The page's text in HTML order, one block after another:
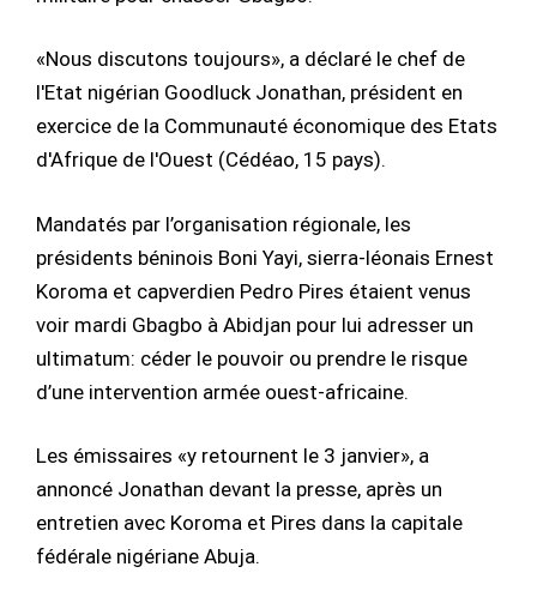
«Nous discutons toujours», a déclaré le chef de
l'Etat nigérian Goodluck Jonathan, président en
exercice de la Communauté économique des Etats
d'Afrique de l'Ouest (Cédéao, 15 pays).
Mandatés par l’organisation régionale, les
présidents béninois Boni Yayi, sierra-léonais Ernest
Koroma et capverdien Pedro Pires étaient venus
voir mardi Gbagbo à Abidjan pour lui adresser un
ultimatum: céder le pouvoir ou prendre le risque
d’une intervention armée ouest-africaine.
Les émissaires «y retournent le 3 janvier», a
annoncé Jonathan devant la presse, après un
entretien avec Koroma et Pires dans la capitale
fédérale nigériane Abuja.